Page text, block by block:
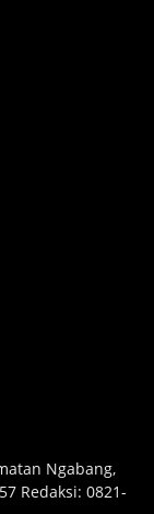
Ngabang,
Redaksi: 0821-